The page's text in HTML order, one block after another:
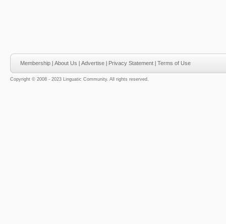
Membership | About Us | Advertise | Privacy Statement | Terms of Use
Copyright © 2008 - 2023 Linguatic Community. All rights reserved.